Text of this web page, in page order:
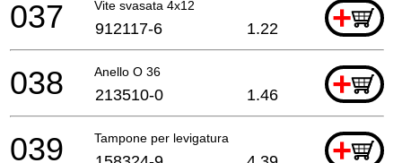
Vite svasata 4x12 +
037 912117-6 1.22
Anello O 36 +
038 213510-0 1.46
Tampone per levigatura +
039